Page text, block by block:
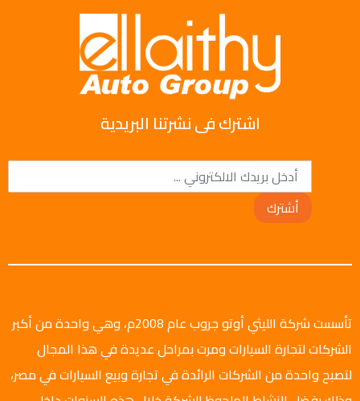
اشترك فى نشرتنا البريدية
أشترك
تأسست شركة الليثي أوتو جروب عام 2008م، وهي واحدة من أكبر
الشركات لتجارة السيارات ومرت بمراحل عديدة في هذا المجال
لتصبح واحدة من الشركات الرائدة في تجارة وبيع السيارات في مصر،